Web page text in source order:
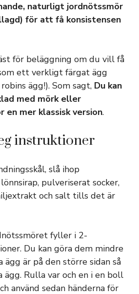
naturligt jordnötssmör
för att få konsistensen
för beläggning om du vill få
ett verkligt färgat ägg
ägg!). Som sagt, Du kan
med mörk eller
en mer klassisk version.
instruktioner
slå ihop
pulveriserat socker,
och salt tills det är
fyller i 2-
Du kan göra dem mindre
ägg är på den större sidan så
ägg. Rulla var och en i en boll
använd sedan händerna för